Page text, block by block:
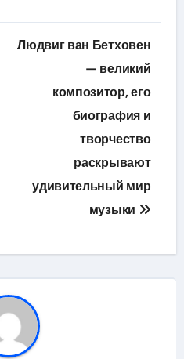
Людвиг ван Бетховен
— великий
композитор, его
биография и
творчество
раскрывают
удивительный мир
музыки